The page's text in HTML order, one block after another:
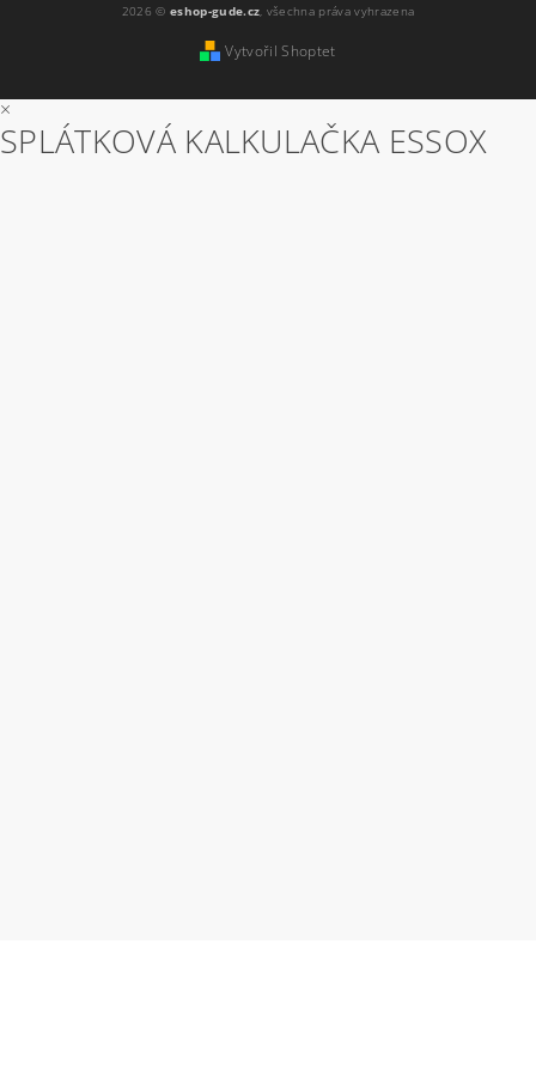
2026 ©eshop-gude.cz, všechna práva vyhrazena
Vytvořil Shoptet
×
SPLÁTKOVÁ KALKULAČKA ESSOX